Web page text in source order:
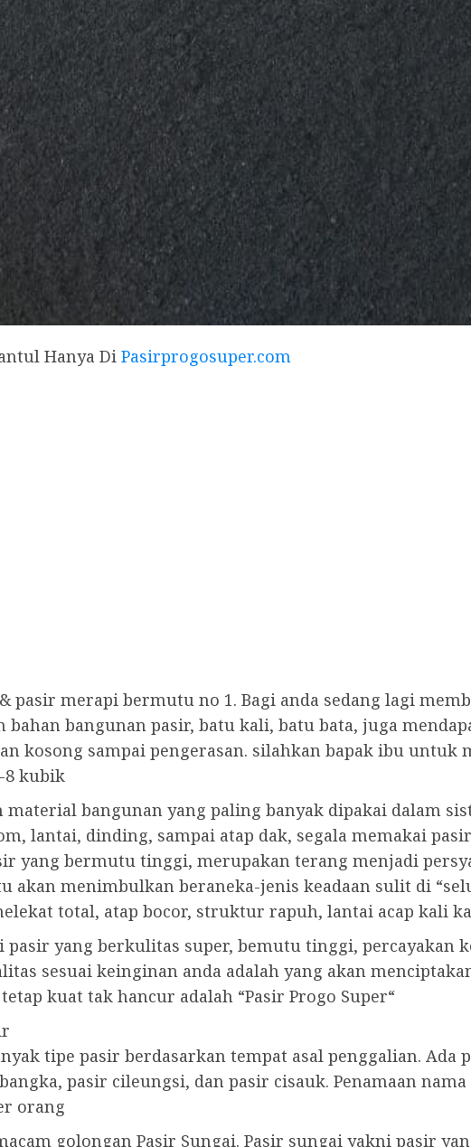
Hanya Di Pasirprogosuper.com
pasir merapi bermutu no 1. Bagi anda sedang lagi
bangunan pasir, batu kali, batu bata, juga
kosong sampai pengerasan. silahkan bapak ibu untuk
8 kubik
bangunan yang paling banyak dipakai dalam
lantai, dinding, sampai atap dak, segala memakai
yang bermutu tinggi, merupakan terang menjadi
akan menimbulkan beraneka-jenis keadaan sulit di
total, atap bocor, struktur rapuh, lantai acap kali
yang berkulitas super, bemutu tinggi, percayakan
sesuai keinginan anda adalah yang akan
kuat tak hancur adalah “Pasir Progo Super“
tipe pasir berdasarkan tempat asal penggalian.
pasir cileungsi, dan pasir cisauk. Penamaan
orang
golongan Pasir Sungai. Pasir sungai yakni pasir